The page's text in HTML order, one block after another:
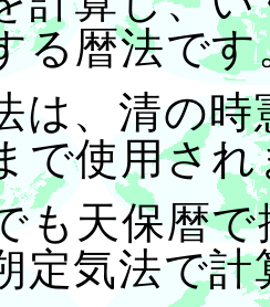
る暦法です
は、清の
で使用さ
も天保暦
定気法で